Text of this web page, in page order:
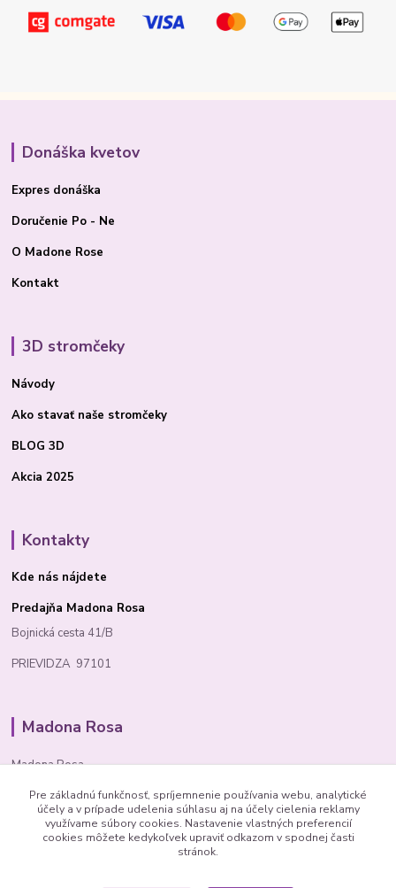
Donáška kvetov
Expres donáška
Doručenie Po - Ne
O Madone Rose
Kontakt
3D stromčeky
Návody
Ako stavať naše stromčeky
BLOG 3D
Akcia 2025
Kontakty
Kde nás nájdete
Predajňa Madona Rosa
Bojnická cesta 41/B
PRIEVIDZA 97101
Madona Rosa
Madona Rosa
Richard
+421 905 276 211
Pre základnú funkčnosť, spríjemnenie používania webu, analytické
účely a v prípade udelenia súhlasu aj na účely cielenia reklamy
využívame súbory cookies. Nastavenie vlastných preferencií
cookies môžete kedykoľvek upraviť odkazom v spodnej časti
stránok.